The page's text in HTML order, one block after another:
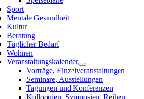
Sport
Mentale Gesundheit
Kultur
Beratung
Täglicher Bedarf
Wohnen
Veranstaltungskalender
Vorträge, Einzelveranstaltungen
Seminare, Ausstellungen
Tagungen und Konferenzen
Kolloquien, Symposien, Reihen